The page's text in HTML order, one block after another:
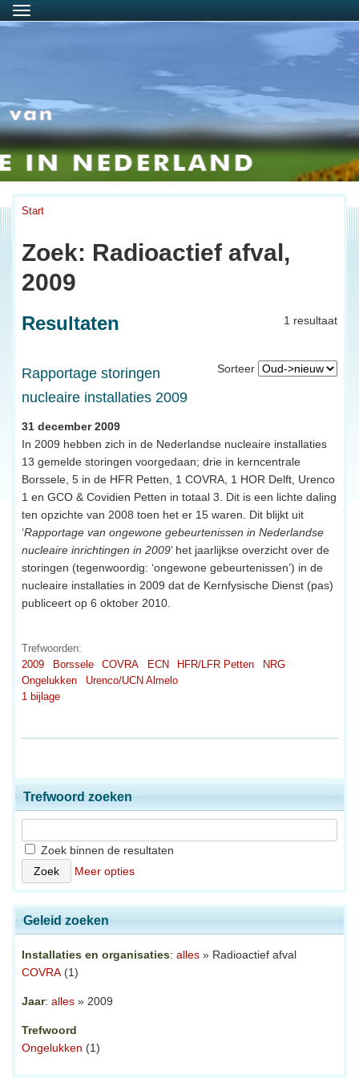
Menu
Start
Zoek: Radioactief afval,
2009
1 resultaat
Resultaten
Sorteer
Rapportage storingen
nucleaire installaties 2009
31 december 2009
In 2009 hebben zich in de Nederlandse nucleaire installaties
13 gemelde storingen voorgedaan; drie in kerncentrale
Borssele, 5 in de HFR Petten, 1 COVRA, 1 HOR Delft, Urenco
1 en GCO & Covidien Petten in totaal 3. Dit is een lichte daling
ten opzichte van 2008 toen het er 15 waren. Dit blijkt uit
‘Rapportage van ongewone gebeurtenissen in Nederlandse
nucleaire inrichtingen in 2009’ het jaarlijkse overzicht over de
storingen (tegenwoordig: ‘ongewone gebeurtenissen’) in de
nucleaire installaties in 2009 dat de Kernfysische Dienst (pas)
publiceert op 6 oktober 2010.
Trefwoorden:
2009
Borssele COVRA ECN HFR/LFR Petten
NRG
Ongelukken
Urenco/UCN Almelo
1 bijlage
Trefwoord zoeken
Zoek binnen de resultaten
Meer opties
Geleid zoeken
Installaties en organisaties: alles » Radioactief afval
COVRA (1)
Jaar: alles » 2009
Trefwoord
Ongelukken (1)